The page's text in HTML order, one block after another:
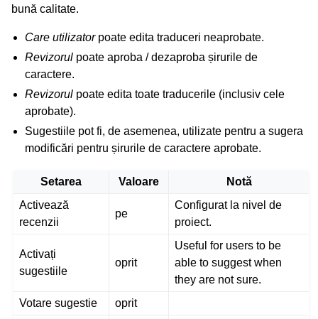
bună calitate.
Care utilizatorpoate edita traduceri neaprobate.
Revizorul poate aproba / dezaproba șirurile de
caractere.
Revizorul poate edita toate traducerile (inclusiv cele
aprobate).
Sugestiile pot fi, de asemenea, utilizate pentru a sugera
modificări pentru șirurile de caractere aprobate.
Setarea Valoare
Notă
Activează
recenzii
pe
Configurat la nivel de
proiect.
Activați
sugestiile
oprit
Useful for users to be
able to suggest when
they are not sure.
Votare sugestie
oprit